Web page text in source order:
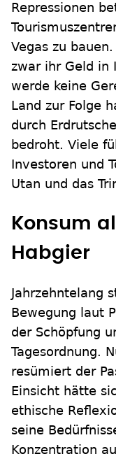
Repressionen
Vegas zu
zwar ihr Geld in
werde keine
Land zur Folge
durch
bedroht. Viele
Investoren und
Utan und das
Konsum
Habgier
Jahrzehntelang
Bewegung laut
der Schöpfung
Tagesordnung.
resümiert der
Einsicht hätte
ethische
seine
Konzentration